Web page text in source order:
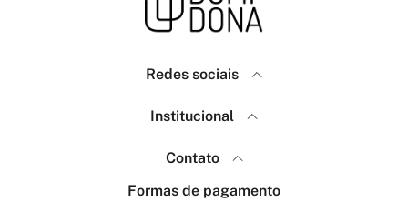
Redes sociais
Menina Fashion
Institucional
Política de Privacidade
Trocas e Devoluções
Contato
(18) 99767-7463
Formas de pagamento